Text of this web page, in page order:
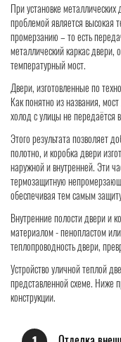
При установке
проблемой является высокая
промерзанию – то есть
металлический каркас
температурный мост.
Двери, изготовленные по
Как понятно из названия,
холод с улицы не передаётся
Этого результата позволяет
полотно, и коробка двери
наружной и внутренней. Эти
термозащитную
обеспечивая тем самым
Внутренние полости двери и
материалом - пенопластом
теплопроводность двери,
Устройство уличной теплой
представленной схеме. Ниже
конструкции.